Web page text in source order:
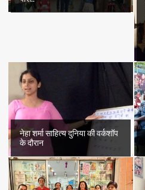
नेहा शर्मा साहित्य दुनिया की वर्कशॉप
के दौरान